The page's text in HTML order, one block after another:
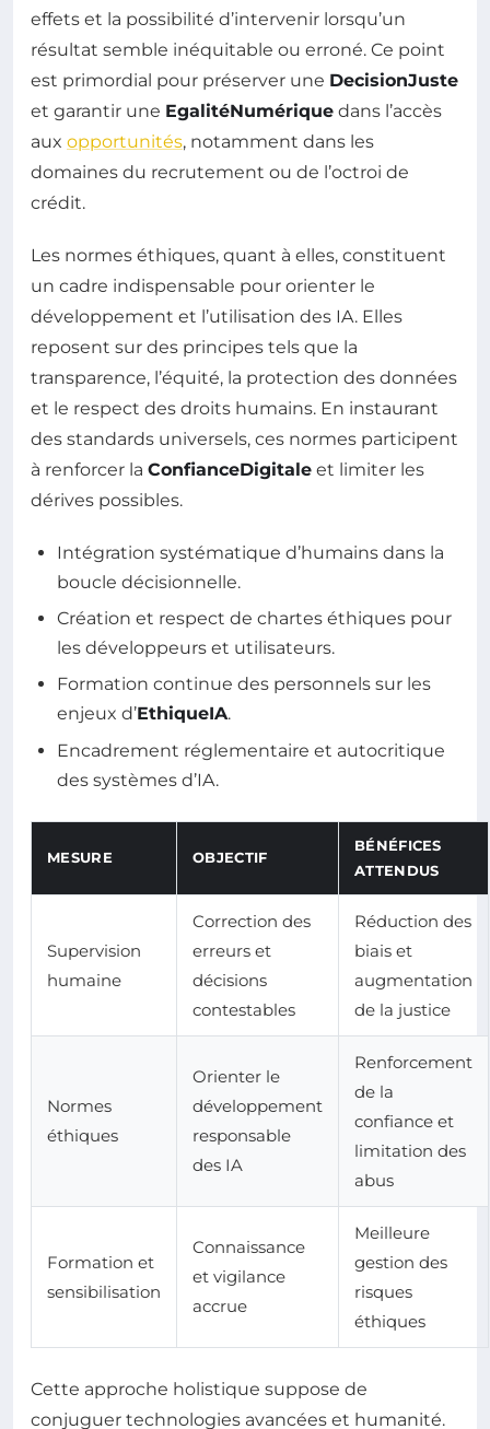
effets et la possibilité d’intervenir lorsqu’un
résultat semble inéquitable ou erroné. Ce point
est primordial pour préserver une DecisionJuste
et garantir une EgalitéNumérique dans l’accès
aux opportunités, notamment dans les
domaines du recrutement ou de l’octroi de
crédit.
Les normes éthiques, quant à elles, constituent
un cadre indispensable pour orienter le
développement et l’utilisation des IA. Elles
reposent sur des principes tels que la
transparence, l’équité, la protection des données
et le respect des droits humains. En instaurant
des standards universels, ces normes participent
à renforcer la ConfianceDigitale et limiter les
dérives possibles.
Intégration systématique d’humains dans la
boucle décisionnelle.
Création et respect de chartes éthiques pour
les développeurs et utilisateurs.
Formation continue des personnels sur les
enjeux d’EthiqueIA.
Encadrement réglementaire et autocritique
des systèmes d’IA.
MESURE OBJECTIF
BÉNÉFICES
ATTENDUS
Supervision
humaine
Correction des
erreurs et
décisions
contestables
Réduction des
biais et
augmentation
de la justice
Normes
éthiques
Orienter le
développement
responsable
des IA
Renforcement
de la
confiance et
limitation des
abus
Formation et
sensibilisation
Connaissance
et vigilance
accrue
Meilleure
gestion des
risques
éthiques
Cette approche holistique suppose de
conjuguer technologies avancées et humanité.